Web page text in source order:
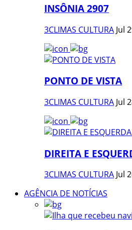
INSÔNIA 2907
3CLIMAS CULTURA Jul
PONTO DE VISTA
3CLIMAS CULTURA Jul
DIREITA E
3CLIMAS CULTURA Jul
AGÊNCIA DE NOTÍCIAS